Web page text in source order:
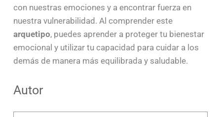
con nuestras emociones y a encontrar fuerza en
nuestra vulnerabilidad. Al comprender este
arquetipo, puedes aprender a proteger tu bienestar
emocional y utilizar tu capacidad para cuidar a los
demás de manera más equilibrada y saludable.
Autor